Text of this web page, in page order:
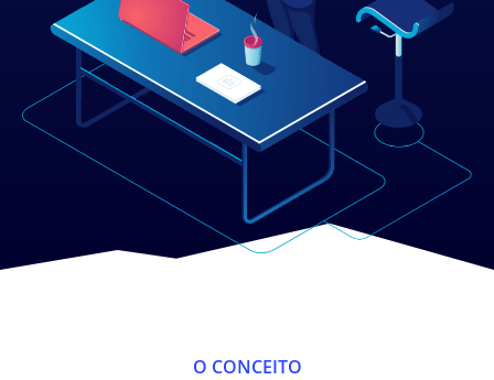
O CONCEITO